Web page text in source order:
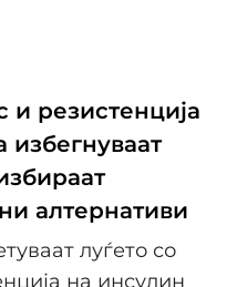
и резистенција
алтернативи
луѓето со
на инсулин